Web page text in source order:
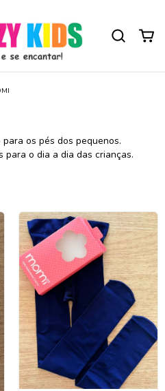
os pés dos pequenos.
para o dia a dia das crianças.